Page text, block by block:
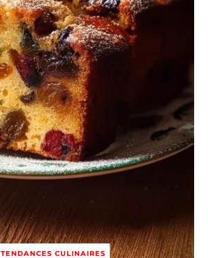
TENDANCES CULINAIRES